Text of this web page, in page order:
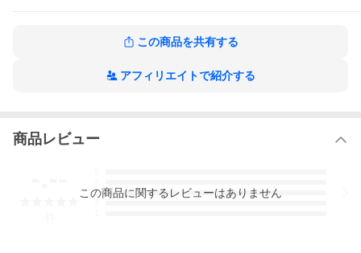
この商品を共有する
アフィリエイトで紹介する
商品レビュー
3
この商品に関するレビューはありません